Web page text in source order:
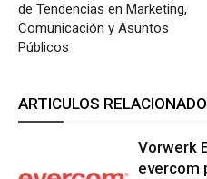
de Tendencias en Marketing,
Comunicación y Asuntos
Públicos
ARTICULOS
Vorwerk
evercom